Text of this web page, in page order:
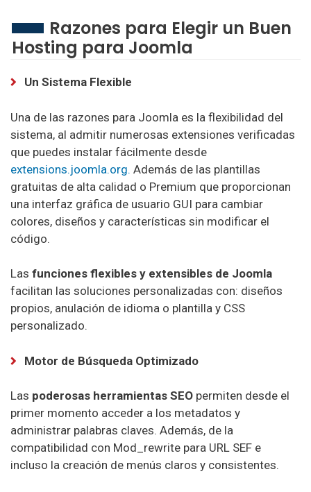
ChemiCloud Hosting
000webhost Hosting
TSOHost Hosting
WPEngine Hosting
NameHero Hosting
HostWinds Hosting
Weebly Hosting
Scala Hosting
InterServer Hosting
X10 Hosting
LiquidWeb Hosting
Razones para Elegir un Buen
Hosting para Joomla
Un Sistema Flexible
Una de las razones para Joomla es la flexibilidad del
sistema, al admitir numerosas extensiones verificadas
que puedes instalar fácilmente desde
extensions.joomla.org. Además de las plantillas
gratuitas de alta calidad o Premium que proporcionan
una interfaz gráfica de usuario GUI para cambiar
colores, diseños y características sin modificar el
código.
Las funciones flexibles y extensibles de Joomla
facilitan las soluciones personalizadas con: diseños
propios, anulación de idioma o plantilla y CSS
personalizado.
Motor de Búsqueda Optimizado
Las poderosas herramientas SEO permiten desde el
primer momento acceder a los metadatos y
administrar palabras claves. Además, de la
compatibilidad con Mod_rewrite para URL SEF e
incluso la creación de menús claros y consistentes.